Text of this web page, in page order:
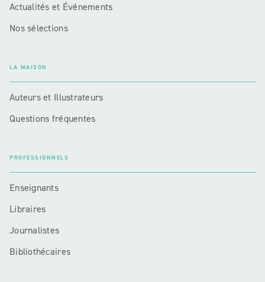
Actualités et Événements
Nos sélections
LA MAISON
Auteurs et Illustrateurs
Questions fréquentes
PROFESSIONNELS
Enseignants
Libraires
Journalistes
Bibliothécaires